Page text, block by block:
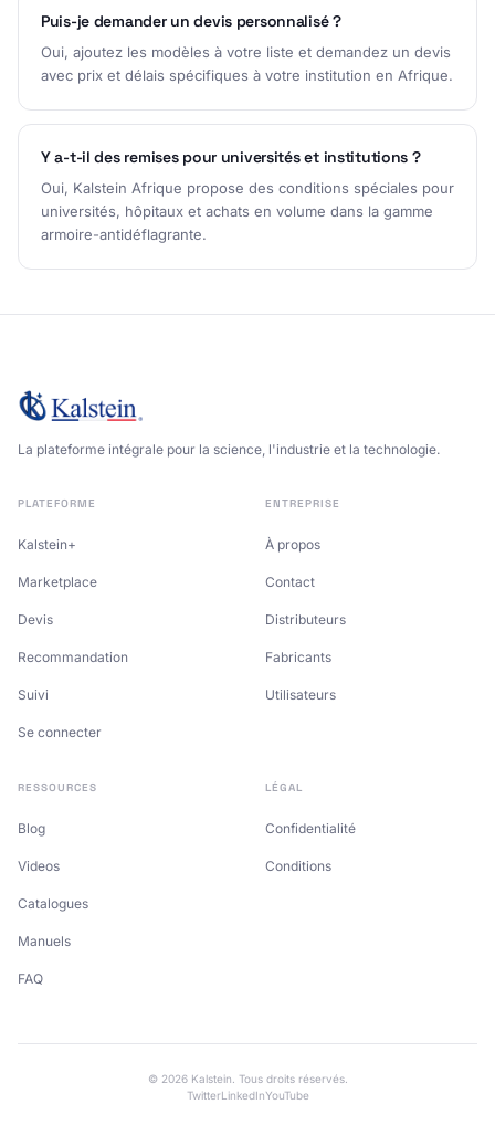
Puis-je demander un devis personnalisé ?
Oui, ajoutez les modèles à votre liste et demandez un devis
avec prix et délais spécifiques à votre institution en Afrique.
Y a-t-il des remises pour universités et institutions ?
Oui, Kalstein Afrique propose des conditions spéciales pour
universités, hôpitaux et achats en volume dans la gamme
armoire-antidéflagrante.
La plateforme intégrale pour la science, l'industrie et la technologie.
PLATEFORME
Kalstein+
Marketplace
Devis
Recommandation
Suivi
Se connecter
ENTREPRISE
À propos
Contact
Distributeurs
Fabricants
Utilisateurs
RESSOURCES
Blog
Videos
Catalogues
Manuels
FAQ
LÉGAL
Confidentialité
Conditions
© 2026 Kalstein. Tous droits réservés.
TwitterLinkedInYouTube